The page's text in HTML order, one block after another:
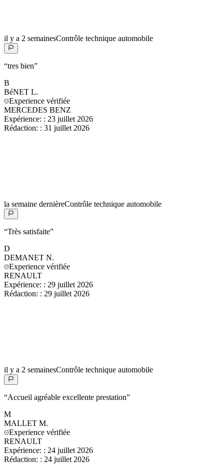
il y a 2 semainesContrôle technique automobile
“tres bien”
B
BéNET L.
Experience vérifiée
MERCEDES BENZ
Expérience: : 23 juillet 2026
Rédaction: : 31 juillet 2026
la semaine dernièreContrôle technique automobile
“Très satisfaite”
D
DEMANET N.
Experience vérifiée
RENAULT
Expérience: : 29 juillet 2026
Rédaction: : 29 juillet 2026
il y a 2 semainesContrôle technique automobile
“Accueil agréable excellente prestation”
M
MALLET M.
Experience vérifiée
RENAULT
Expérience: : 24 juillet 2026
Rédaction: : 24 juillet 2026